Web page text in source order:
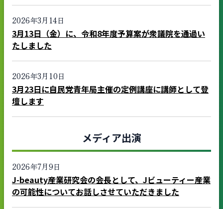
2026年3月14日
3月13日（金）に、令和8年度予算案が衆議院を通過い
たしました
2026年3月10日
3月23日に自民党青年局主催の定例講座に講師として登
壇します
メディア出演
2026年7月9日
J-beauty産業研究会の会長として、Jビューティー産業
の可能性についてお話しさせていただきました